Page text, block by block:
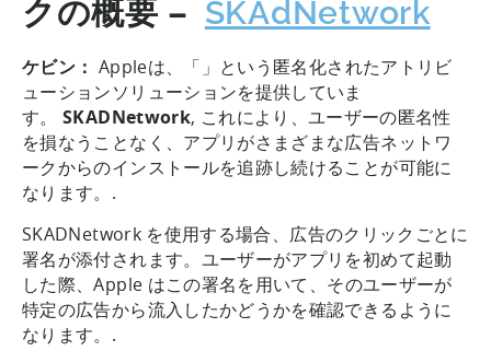
クの概要 – SKAdNetwork
ケビン： Appleは、「」という匿名化されたアトリビ
ューションソリューションを提供していま
す。SKADNetwork, これにより、ユーザーの匿名性
を損なうことなく、アプリがさまざまな広告ネットワ
ークからのインストールを追跡し続けることが可能に
なります。.
SKADNetwork を使用する場合、広告のクリックごとに
署名が添付されます。ユーザーがアプリを初めて起動
した際、Apple はこの署名を用いて、そのユーザーが
特定の広告から流入したかどうかを確認できるように
なります。.